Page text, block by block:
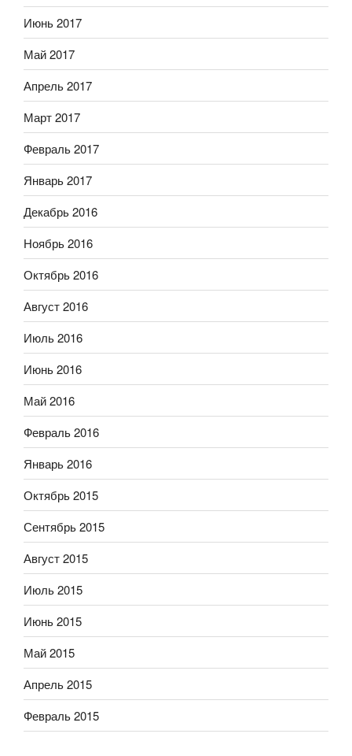
Июнь 2017
Май 2017
Апрель 2017
Март 2017
Февраль 2017
Январь 2017
Декабрь 2016
Ноябрь 2016
Октябрь 2016
Август 2016
Июль 2016
Июнь 2016
Май 2016
Февраль 2016
Январь 2016
Октябрь 2015
Сентябрь 2015
Август 2015
Июль 2015
Июнь 2015
Май 2015
Апрель 2015
Февраль 2015